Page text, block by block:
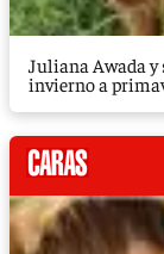
Juliana Awada y
invierno a